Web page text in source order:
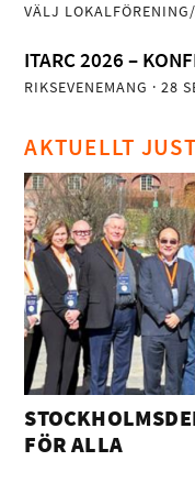
VÄLJ
ITARC 2026 –
RIKSEVENEMANG · 28
AKTUELLT
FÖR ALLA